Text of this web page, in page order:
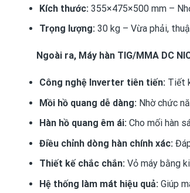
Kích thước:355×475×500 mm –
Trọng lượng:30 kg – Vừa phải,
Ngoài ra, Máy hàn TIG/MMA DC
Công nghệ Inverter tiên tiến:Tiết
Mồi hồ quang dễ dàng:Nhờ chức
Hàn hồ quang êm ái:Cho mối hàn
Điều chỉnh dòng hàn chính xác:
Thiết kế chắc chắn:Vỏ máy bằng
Hệ thống làm mát hiệu quả:Giúp